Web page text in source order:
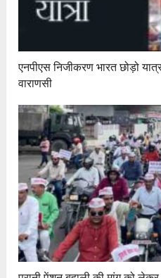
एनपीएस निजीकरण भारत छोड़ो
वाराणसी